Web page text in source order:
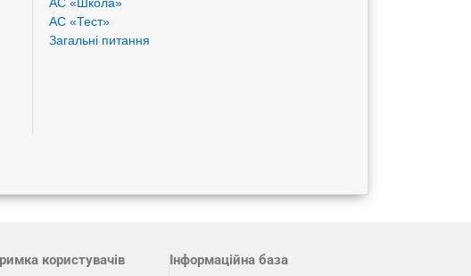
АС «Тест»
Загальні питання
користувачів Інформаційна база